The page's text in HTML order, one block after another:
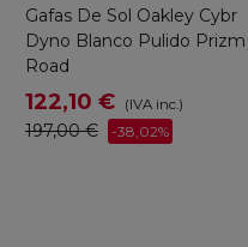
Gafas De Sol Oakley Cybr
Dyno Blanco Pulido Prizm
Road
122,10 € (IVA inc.)
197,00 € -38,02%